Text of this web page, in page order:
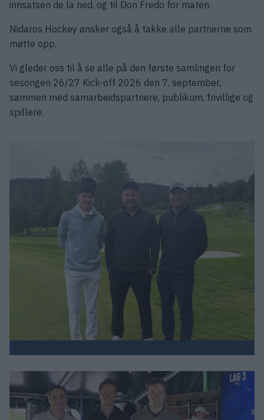
innsatsen de la ned, og til Don Fredo for maten.
Nidaros Hockey ønsker også å takke alle partnerne som
møtte opp.
Vi gleder oss til å se alle på den første samlingen for
sesongen 26/27 Kick-off 2026 den 7. september,
sammen med samarbeidspartnere, publikum, frivillige og
spillere.